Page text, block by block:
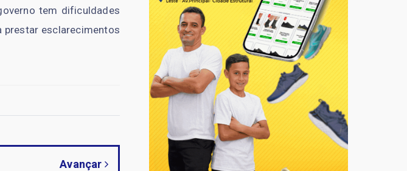
tem dificuldades
esclarecimentos
Avançar